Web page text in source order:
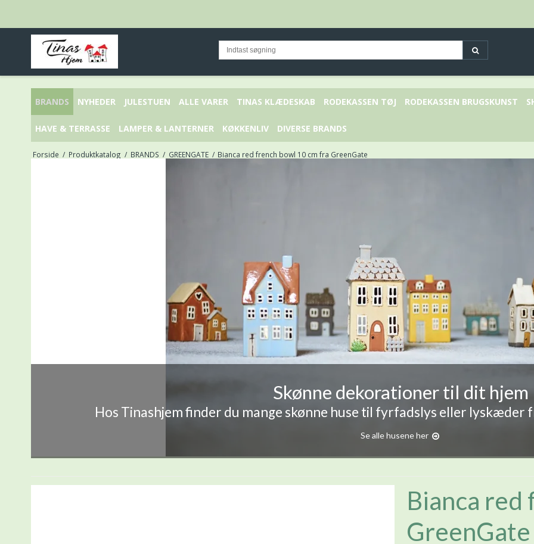
BRANDS NYHEDER JULESTUEN ALLE VARER TINAS KLÆDESKAB RODEKASSEN TØJ RODEKASSEN BRUGSKUNST
HAVE & TERRASSE LAMPER & LANTERNER KØKKENLIV DIVERSE BRANDS
Forside / Produktkatalog / BRANDS / GREENGATE / Bianca red french bowl 10 cm fra GreenGate
Skønne dekorationer til dit hjem
Hos Tinashjem finder du mange skønne huse til fyrfadslys eller lyskæder
Se alle husene her
Bianca red
GreenGate